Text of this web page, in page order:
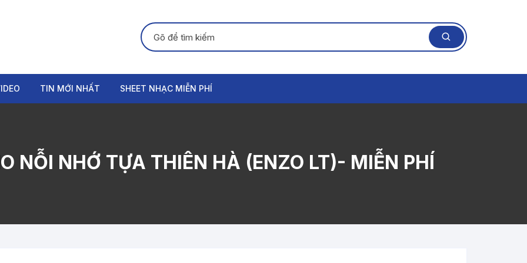
Tìm kiếm:
ORGAN
TIN MỚI NHẤT SHEET NHẠC MIỄN PHÍ
NỖI NHỚ TỰA THIÊN HÀ (ENZO LT)- MIỄN PHÍ